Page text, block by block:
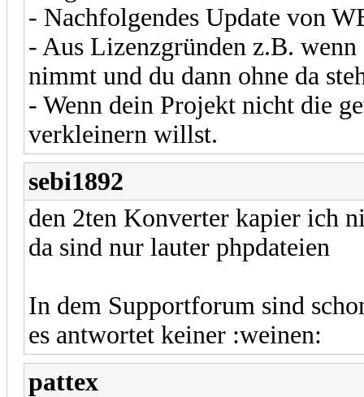
- Nachfolgendes Update von
- Aus Lizenzgründen z.B.
nimmt und du dann ohne da
- Wenn dein Projekt nicht die
verkleinern willst.
sebi1892
den 2ten Konverter kapier ich
da sind nur lauter phpdateien
In dem Supportforum sind
es antwortet keiner :weinen:
pattex